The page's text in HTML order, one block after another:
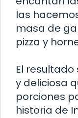
las
masa de
pizza y
El
y deliciosa
porciones
historia de